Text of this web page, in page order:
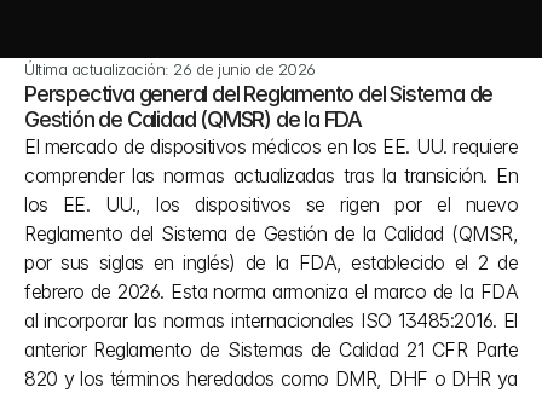
Última actualización: 26 de junio de 2026
Perspectiva general del Reglamento del Sistema de
Gestión de Calidad (QMSR) de la FDA
El mercado de dispositivos médicos en los EE. UU. requiere
comprender las normas actualizadas tras la transición. En
los EE. UU., los dispositivos se rigen por el nuevo
Reglamento del Sistema de Gestión de la Calidad (QMSR,
por sus siglas en inglés) de la FDA, establecido el 2 de
febrero de 2026. Esta norma armoniza el marco de la FDA
al incorporar las normas internacionales ISO 13485:2016. El
anterior Reglamento de Sistemas de Calidad 21 CFR Parte
820 y los términos heredados como DMR, DHF o DHR ya